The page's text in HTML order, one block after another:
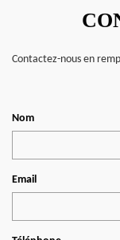
Contactez-nous en
Nom
Email